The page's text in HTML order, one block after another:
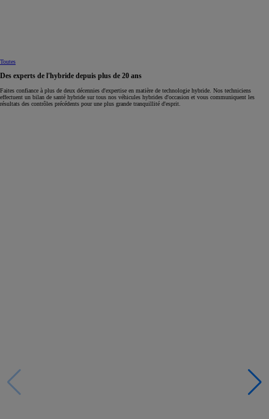
Toutes
Des experts de l'hybride depuis plus de 20 ans
Faites confiance à plus de deux décennies d'expertise en matière de technologie hybride. Nos techniciens
effectuent un bilan de santé hybride sur tous nos véhicules hybrides d'occasion et vous communiquent les
résultats des contrôles précédents pour une plus grande tranquillité d'esprit.